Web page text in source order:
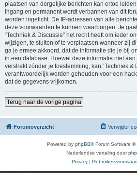
plaatsen van dergelijke berichten kan ertoe
ingang en permanent wordt verbannen van dit
worden ingelicht. De IP-adressen van alle
deze voorwaarden te kunnen waarborgen. Je
“Techniek & Discussie” het recht heeft om ieder
wijzigen, te sluiten of te verplaatsen wanneer zij
ga je ermee akkoord, dat de informatie die je bij
in een database. Hoewel deze informatie niet
verstrekt zónder je toestemming, kan “Techniek &
verantwoordelijk worden gehouden voor een
dat de gegevens vrijkomen.
Terug naar de vorige pagina
Forumoverzicht Verwijder
Powered by phpBB® Forum Software ©
Nederlandse vertaling door
Privacy |